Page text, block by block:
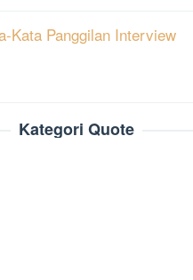
Kata Panggilan Interview
Kategori Quote